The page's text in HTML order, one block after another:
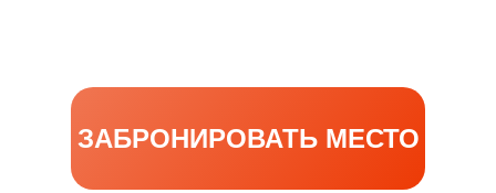
ЗАБРОНИРОВАТЬ МЕСТО